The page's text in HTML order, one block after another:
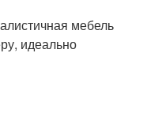
мебель
идеально